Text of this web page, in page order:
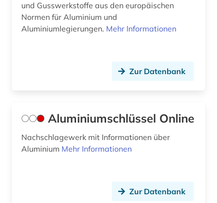
und Gusswerkstoffe aus den europäischen
Normen für Aluminium und
Aluminiumlegierungen. Mehr Informationen
Zur Datenbank
Aluminiumschlüssel Online
Nachschlagewerk mit Informationen über
Aluminium Mehr Informationen
Zur Datenbank